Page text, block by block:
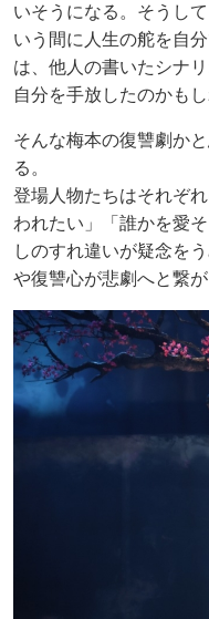
いそうになる。そうし
いう間に人生の舵を自
は、他人の書いたシナ
自分を手放したのかもし
そんな梅本の復讐劇か
る。
登場人物たちはそれぞ
われたい」「誰かを愛
しのすれ違いが疑念を
や復讐心が悲劇へと繋が